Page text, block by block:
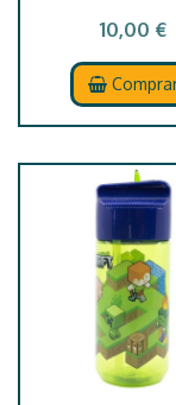
10,00 €